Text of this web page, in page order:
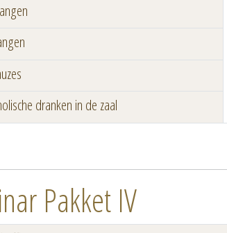
dranken in de zaal
Pakket IV